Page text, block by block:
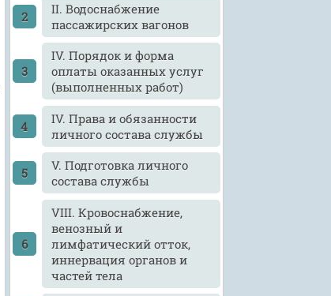
II. Водоснабжение
пассажирских вагонов
IV. Порядок и форма
оплаты оказанных услуг
(выполненных работ)
IV. Права и обязанности
личного состава службы
V. Подготовка личного
состава службы
VIII. Кровоснабжение,
венозный и
лимфатический отток,
иннервация органов и
частей тела